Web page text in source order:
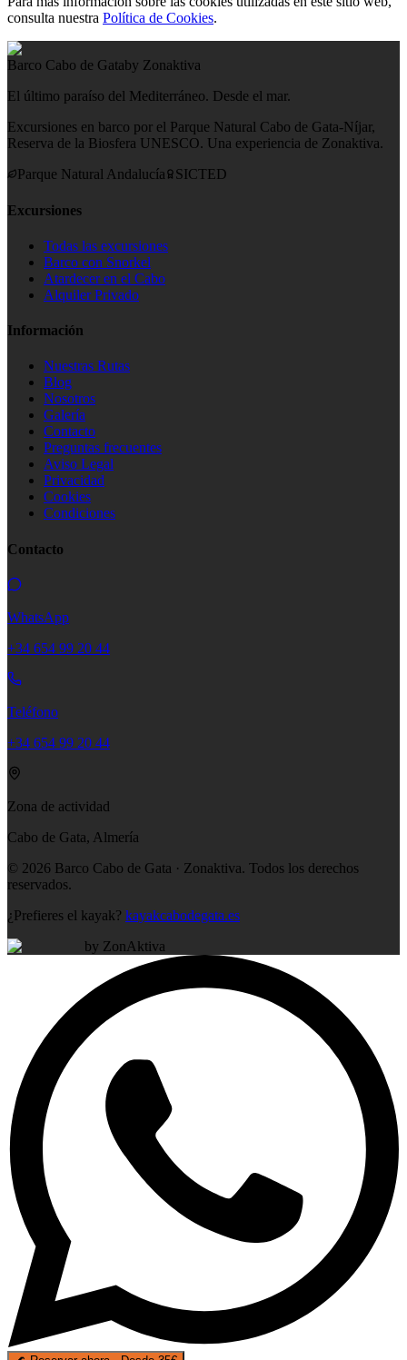
consulta nuestra Política de Cookies.
Barco Cabo de Gataby Zonaktiva
El último paraíso del Mediterráneo. Desde el mar.
Excursiones en barco por el Parque Natural Cabo de Gata-Níjar,
Reserva de la Biosfera UNESCO. Una experiencia de Zonaktiva.
Parque Natural Andalucía
SICTED
Excursiones
Todas las excursiones
Barco con Snorkel
Atardecer en el Cabo
Alquiler Privado
Información
Nuestras Rutas
Blog
Nosotros
Galería
Contacto
Preguntas frecuentes
Aviso Legal
Privacidad
Cookies
Condiciones
Contacto
WhatsApp
+34 654 99 20 44
Teléfono
+34 654 99 20 44
Zona de actividad
Cabo de Gata, Almería
© 2026 Barco Cabo de Gata · Zonaktiva. Todos los derechos
reservados.
¿Prefieres el kayak? kayakcabodegata.es
by ZonAktiva